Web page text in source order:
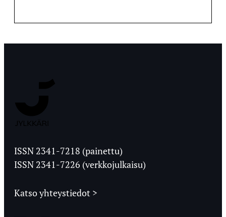
Ylioppilaslehti
ISSN 2341-7218 (painettu)
ISSN 2341-7226 (verkkojulkaisu)
Katso yhteystiedot >